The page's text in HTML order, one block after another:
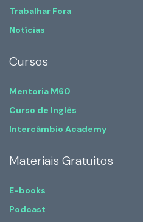
Trabalhar Fora
Notícias
Cursos
Mentoria M60
Curso de Inglês
Intercâmbio Academy
Materiais Gratuitos
E-books
Podcast